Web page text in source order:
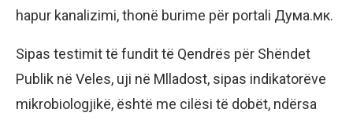
hapur kanalizimi, thonë burime për portali Дума.мк.
Sipas testimit të fundit të Qendrës për Shëndet
Publik në Veles, uji në Mlladost, sipas indikatorëve
mikrobiologjikë, është me cilësi të dobët, ndërsa